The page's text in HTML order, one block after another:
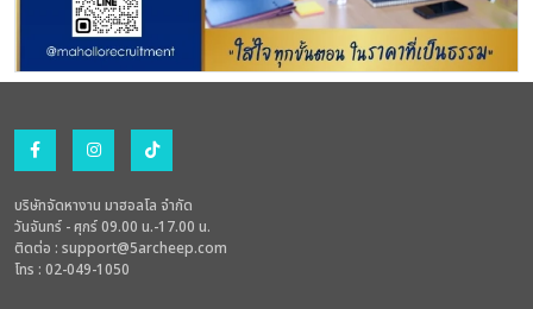
บริษัทจัดหางาน มาฮอลโล จำกัด
วันจันทร์ - ศุกร์ 09.00 น.-17.00 น.
ติดต่อ : support@5archeep.com
โทร : 02-049-1050